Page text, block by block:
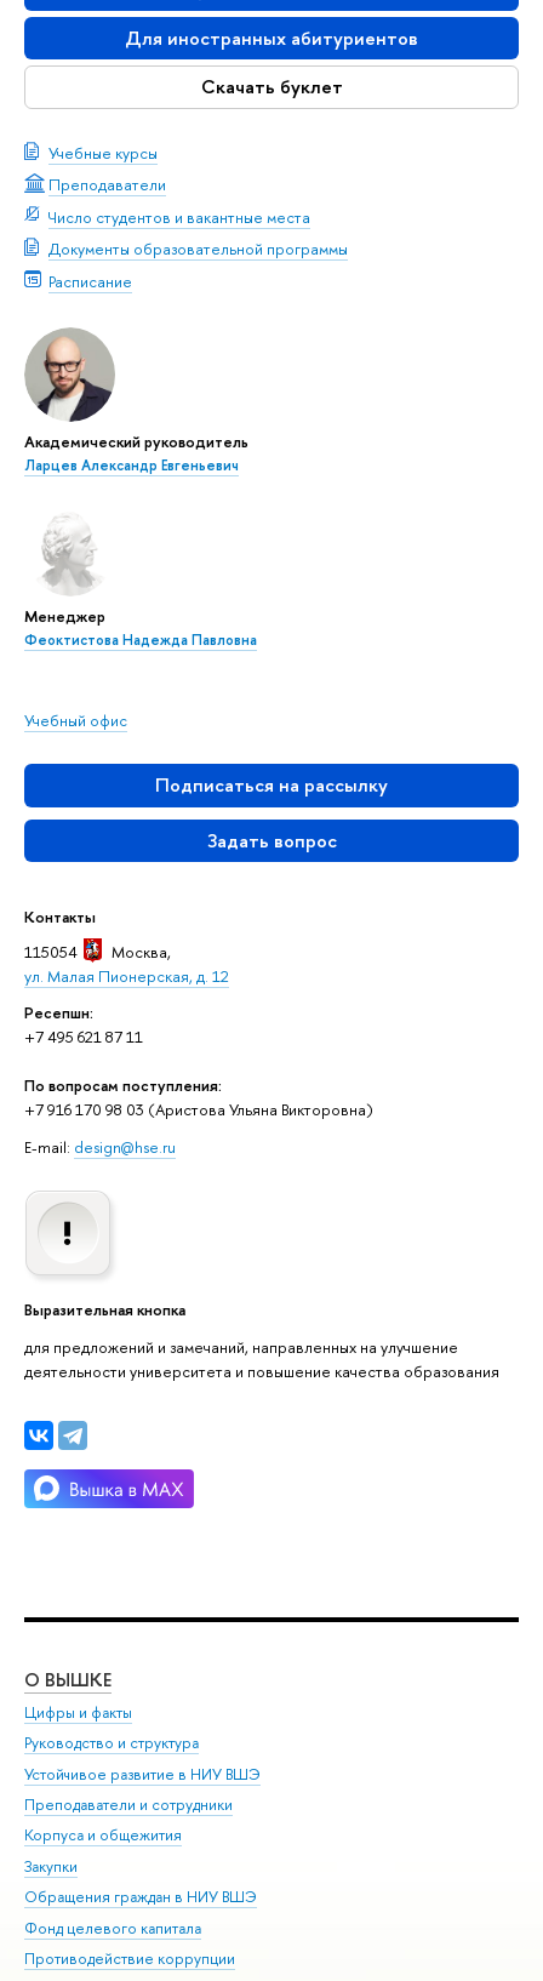
Для иностранных абитуриентов
Скачать буклет
Учебные курсы
Преподаватели
Число студентов и вакантные места
Документы образовательной программы
Расписание
Академический руководитель
Ларцев Александр Евгеньевич
Менеджер
Феоктистова Надежда Павловна
Учебный офис
Подписаться на рассылку
Задать вопрос
Контакты
115054
Москва,
ул. Малая Пионерская, д. 12
Ресепшн:
+7 495 621 87 11
По вопросам поступления:
+7 916 170 98 03 (Аристова Ульяна Викторовна)
E-mail: design@hse.ru
Выразительная кнопка
для предложений и замечаний, направленных на улучшение
деятельности университета и повышение качества образования
О ВЫШКЕ
Цифры и факты
Руководство и структура
Устойчивое развитие в НИУ ВШЭ
Преподаватели и сотрудники
Корпуса и общежития
Закупки
Обращения граждан в НИУ ВШЭ
Фонд целевого капитала
Противодействие коррупции